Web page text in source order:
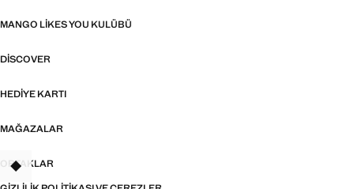
MANGO LIKES YOU KULÜBÜ
DISCOVER
HEDIYE KARTI
MAĞAZALAR
ORTAKLAR